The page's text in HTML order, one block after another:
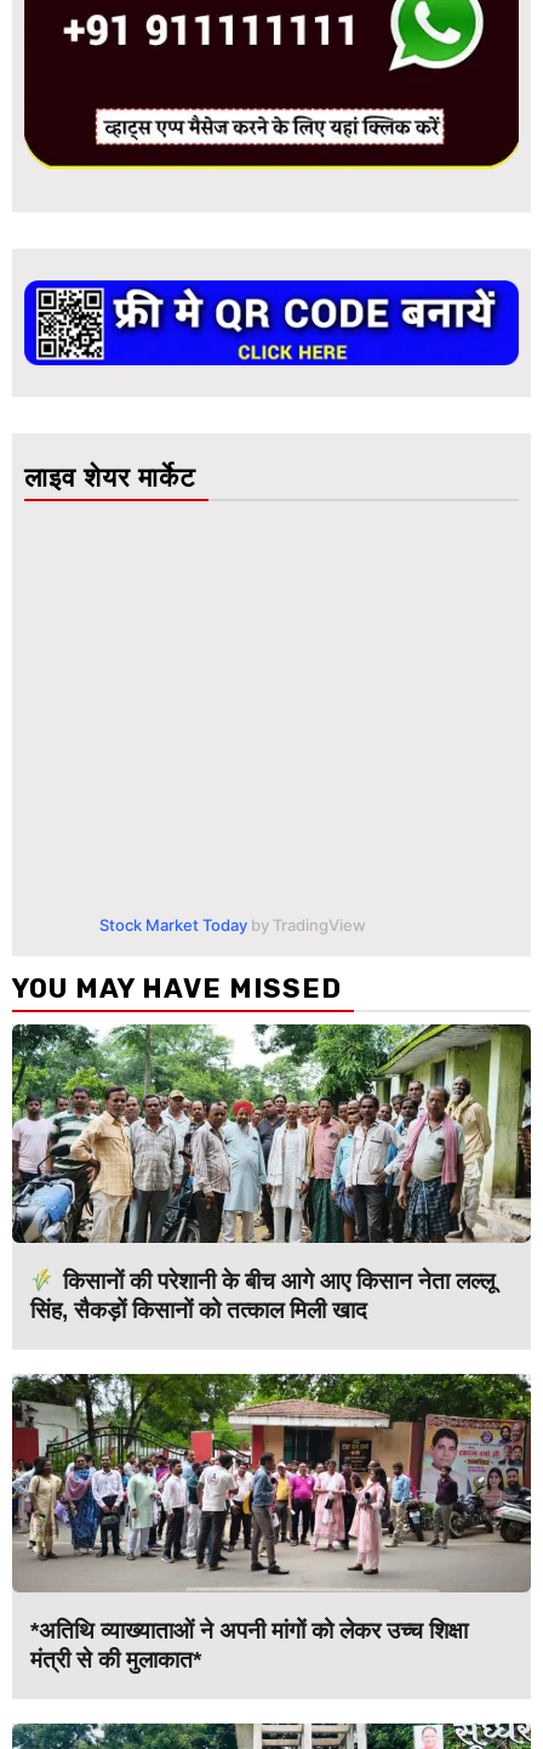
लाइव शेयर मार्केट
Stock Market Today by TradingView
YOU MAY HAVE MISSED
किसानों की परेशानी के बीच आगे आए किसान नेता लल्लू
सिंह, सैकड़ों किसानों को तत्काल मिली खाद
*अतिथि व्याख्याताओं ने अपनी मांगों को लेकर उच्च शिक्षा
मंत्री से की मुलाकात*